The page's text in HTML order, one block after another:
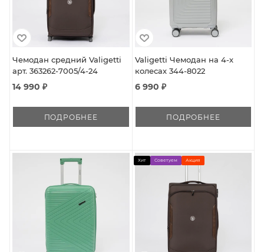
Чемодан средний Valigetti
арт. 363262-7005/4-24
14 990 ₽
ПОДРОБНЕЕ
Valigetti Чемодан на 4-х
колесах 344-8022
6 990 ₽
ПОДРОБНЕЕ
Хит Советуем Акция